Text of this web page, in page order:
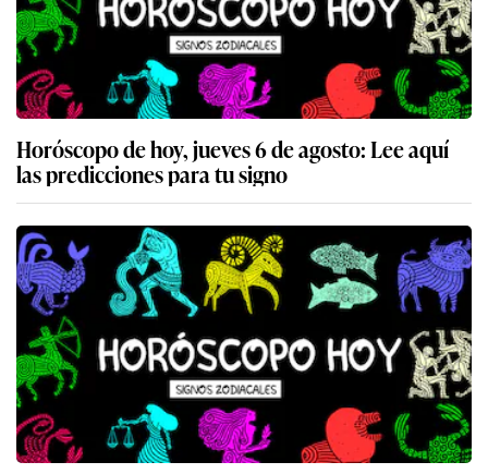
Horóscopo de hoy, jueves 6 de agosto: Lee aquí
las predicciones para tu signo